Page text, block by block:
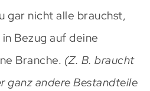
gar nicht alle brauchst,
Bezug auf deine
Branche. (Z. B. braucht
ganz andere Bestandteile